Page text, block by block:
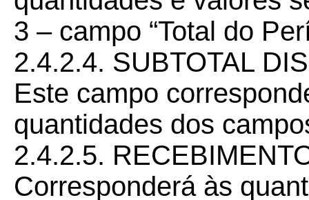
3 – campo “Total do
2.4.2.4. SUBTOTAL
Este campo
quantidades dos
2.4.2.5.
Corresponderá às